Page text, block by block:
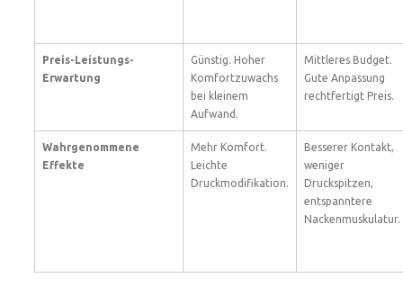
Preis-Leistungs-
Erwartung
Günstig. Hoher
Komfortzuwachs
bei kleinem
Aufwand.
Mittleres Budget.
Gute Anpassung
rechtfertigt Preis.
Wahrgenommene
Effekte
Mehr Komfort.
Leichte
Druckmodifikation.
Besserer Kontakt,
weniger
Druckspitzen,
entspanntere
Nackenmuskulatur.